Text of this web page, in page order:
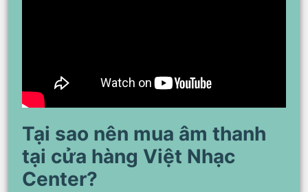
Tại sao nên mua âm thanh
tại cửa hàng Việt Nhạc
Center?